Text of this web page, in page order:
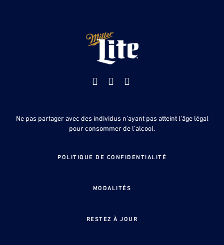
Facebook
Youtube
Ne pas partager avec des individus n’ayant pas atteint l’âge légal
pour consommer de l’alcool.
POLITIQUE DE CONFIDENTIALITÉ
MODALITÉS
RESTEZ À JOUR